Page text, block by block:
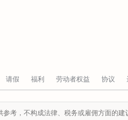
请假 福利 劳动者权益 协议
参考，不构成法律、税务或雇佣方面的建